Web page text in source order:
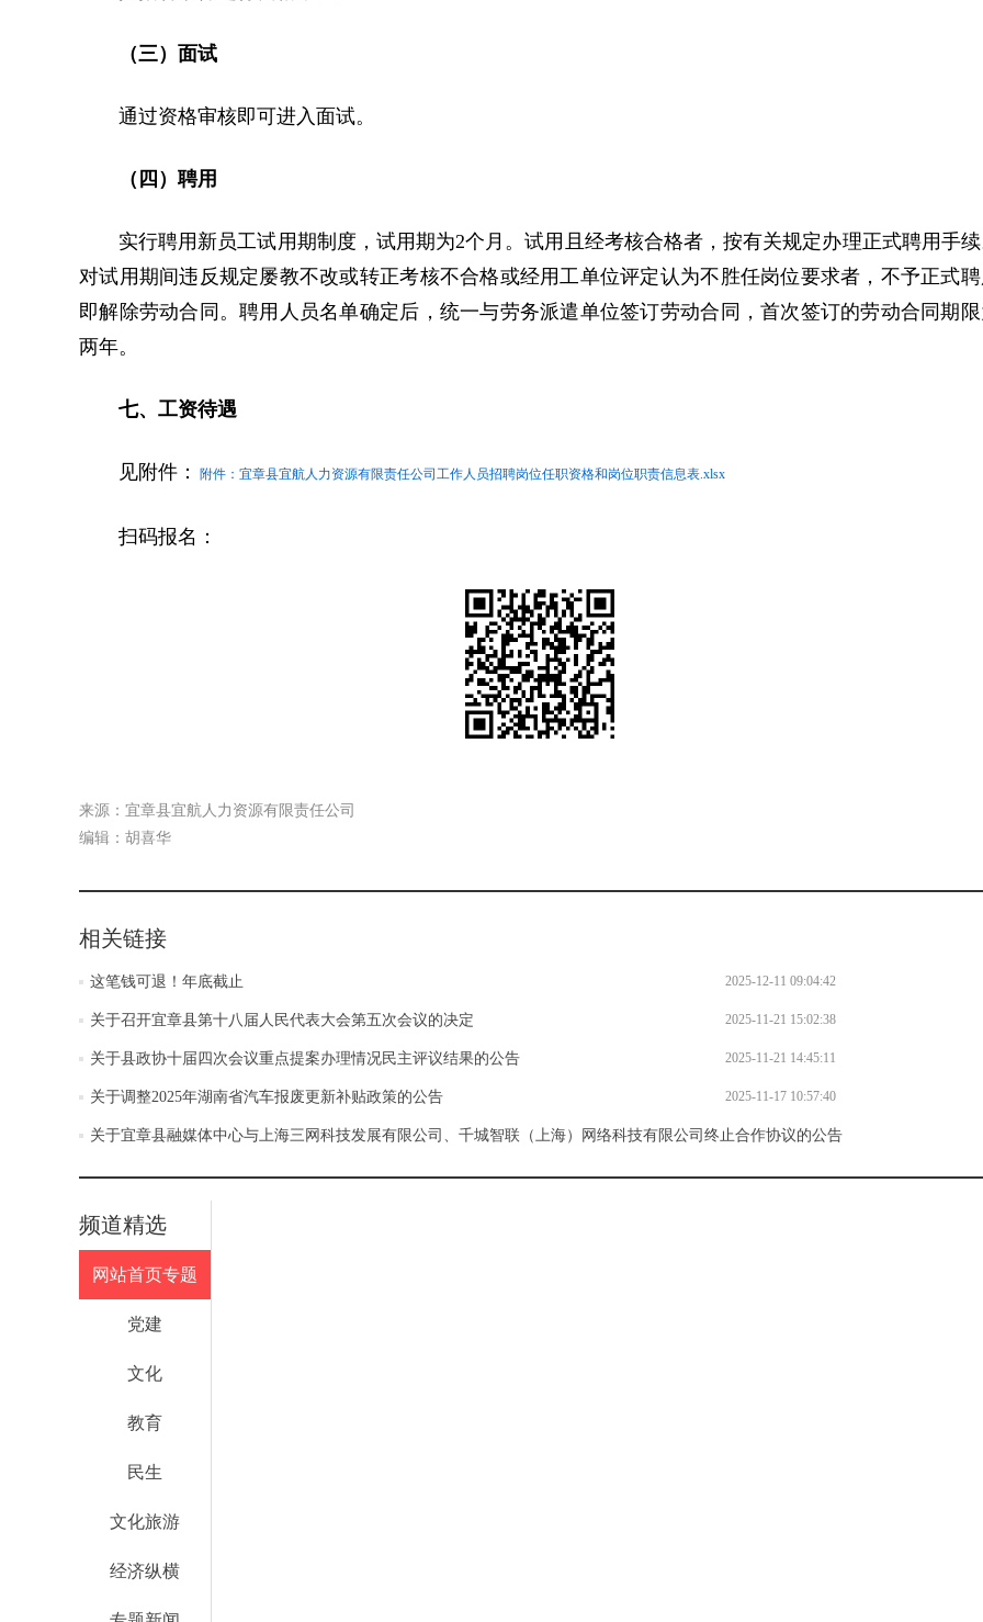
（三）面试
通过资格审核即可进入面试。
（四）聘用
实行聘用新员工试用期制度，试用期为2个月。试用且经考核合格者，按有关规定办理正式聘用手续
对试用期间违反规定屡教不改或转正考核不合格或经用工单位评定认为不胜任岗位要求者，不予正式聘
即解除劳动合同。聘用人员名单确定后，统一与劳务派遣单位签订劳动合同，首次签订的劳动合同期
两年。
七、工资待遇
见附件： 附件：宜章县宜航人力资源有限责任公司工作人员招聘岗位任职资格和岗位职责信息表.xlsx
扫码报名：
来源：宜章县宜航人力资源有限责任公司
编辑：胡喜华
相关链接
这笔钱可退！年底截止 2025-12-11 09:04:42
关于召开宜章县第十八届人民代表大会第五次会议的决定 2025-11-21 15:02:38
关于县政协十届四次会议重点提案办理情况民主评议结果的公告 2025-11-21 14:45:11
关于调整2025年湖南省汽车报废更新补贴政策的公告 2025-11-17 10:57:40
关于宜章县融媒体中心与上海三网科技发展有限公司、千城智联（上海）网络科技有限公司终止合作协议的公告
2025-11-10 17:32:29
频道精选
网站首页专题
党建
文化
教育
民生
文化旅游
经济纵横